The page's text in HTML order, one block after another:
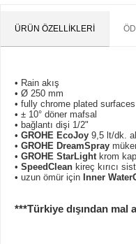
ÜRÜN ÖZELLIKLERI
• Rain akış
• Ø 250 mm
• fully chrome plated surfaces
• ± 10° döner mafsal
• bağlantı dişi 1/2"
• GROHE EcoJoy 9,5 lt/dk.
• GROHE DreamSpray
• GROHE StarLightkrom
• SpeedClean kireç kırıcı
• uzun ömür için Inner
***Türkiye dışından mal